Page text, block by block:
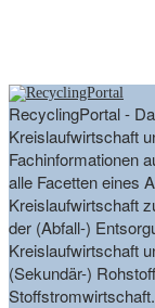
RecyclingPortal -
Kreislaufwirtschaft
Fachinformationen
alle Facetten eines
Kreislaufwirtschaft
der (Abfall-)
Kreislaufwirtschaft
(Sekundär-)
Stoffstromwirtschaft.